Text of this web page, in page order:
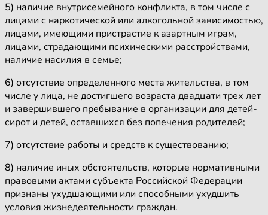
5) наличие внутрисемейного конфликта, в том числе с
лицами с наркотической или алкогольной зависимостью,
лицами, имеющими пристрастие к азартным играм,
лицами, страдающими психическими расстройствами,
наличие насилия в семье;
6) отсутствие определенного места жительства, в том
числе у лица, не достигшего возраста двадцати трех лет
и завершившего пребывание в организации для детей-
сирот и детей, оставшихся без попечения родителей;
7) отсутствие работы и средств к существованию;
8) наличие иных обстоятельств, которые нормативными
правовыми актами субъекта Российской Федерации
признаны ухудшающими или способными ухудшить
условия жизнедеятельности граждан.